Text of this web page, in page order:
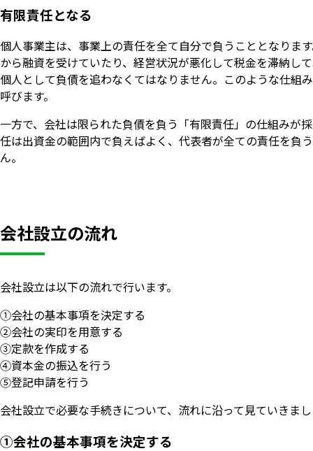
有限責任となる
個人事業主は、事業上の責任を全て自分で負うこととなりま
から融資を受けていたり、経営状況が悪化して税金を滞納し
個人として負債を追わなくてはなりません。このような仕組
呼びます。
一方で、会社は限られた負債を負う「有限責任」の仕組みが
任は出資金の範囲内で負えばよく、代表者が全ての責任を負
ん。
会社設立の流れ
会社設立は以下の流れで行います。
①会社の基本事項を決定する
②会社の実印を用意する
③定款を作成する
④資本金の振込を行う
⑤登記申請を行う
会社設立で必要な手続きについて、流れに沿って見ていきま
①会社の基本事項を決定する